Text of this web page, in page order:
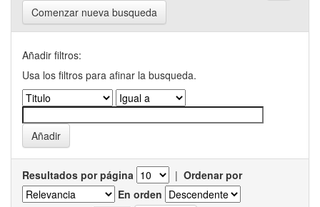
Comenzar nueva busqueda
Añadir filtros:
Usa los filtros para afinar la busqueda.
Resultados por página | Ordenar por
En orden